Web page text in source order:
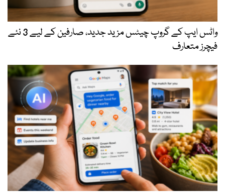
واٹس ایپ کے گروپ چیٹس مزید جدید، صارفین کے لیے 3 نئے
فیچرز متعارف